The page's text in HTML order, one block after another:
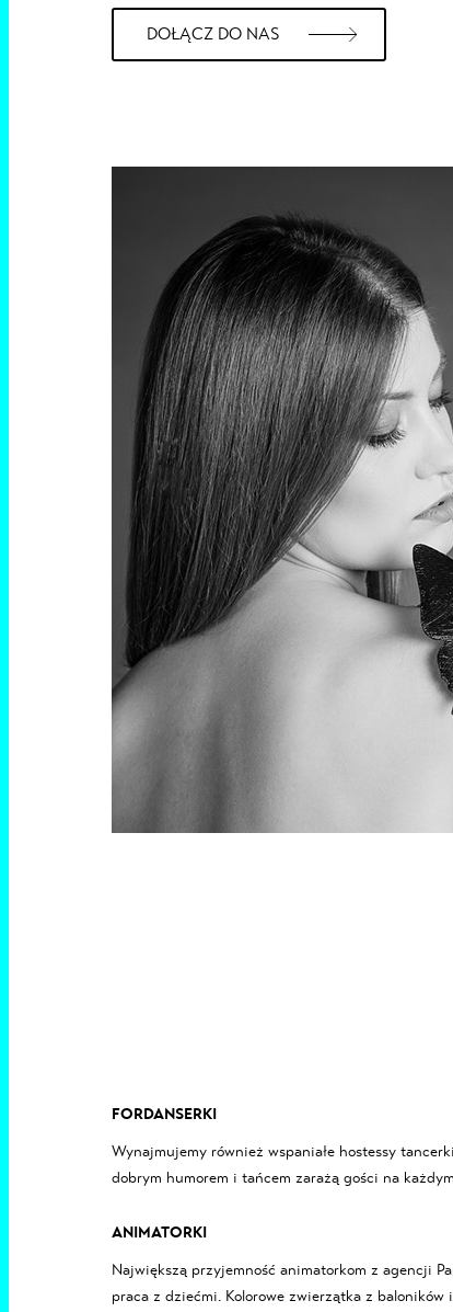
DOŁĄCZ DO NAS
FORDANSERKI
Wynajmujemy również wspaniałe hostessy tancerki
dobrym humorem i tańcem zarażą gości na każdym
ANIMATORKI
Największą przyjemność animatorkom z agencji
praca z dziećmi. Kolorowe zwierzątka z baloników